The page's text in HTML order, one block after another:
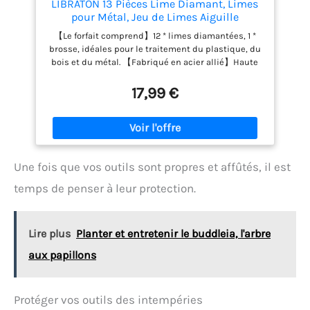
LIBRATON 13 Pièces Lime Diamant, Limes
pour Métal, Jeu de Limes Aiguille
【Le forfait comprend】12 * limes diamantées, 1 *
brosse, idéales pour le traitement du plastique, du
bois et du métal. 【Fabriqué en acier allié】Haute
haute qualité pour une longue vie et une netteté.
【Des outils multi-usage】les mini-limes
métalliques conviennent aux travaux fins,
conviennent au marbre, au bois, au verre, à la
céramique, à la pierre, au métal dur, à l'or, au
au traitement des métaux, au traitement du bois,
Traitement. 【Des outils ergonomiques et
ergonomique vous permettra d’optimiser vos
améliorant votre précision. 【Transport et stockage
en toutes sécurité vos limes.
17,99 €
Une fois que vos outils sont propres et affûtés, il est
temps de penser à leur protection.
Lire plus Planter et entretenir le buddleia, l'arbre
aux papillons
Protéger vos outils des intempéries